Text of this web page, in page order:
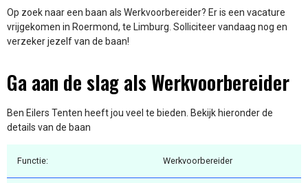
Op zoek naar een baan als Werkvoorbereider? Er is een vacature
vrijgekomen in Roermond, te Limburg. Solliciteer vandaag nog en
verzeker jezelf van de baan!
Ga aan de slag als Werkvoorbereider
Ben Eilers Tenten heeft jou veel te bieden. Bekijk hieronder de
details van de baan
Functie: Werkvoorbereider